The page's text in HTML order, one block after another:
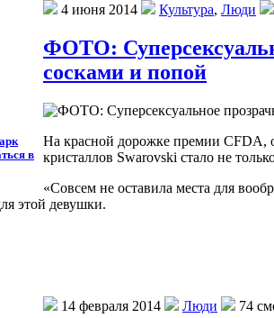
в
4 июня 2014 Культура, Люди
ФОТО:
сосками и попой
На красной дорожке премии CFDA,
кристаллов Swarovski стало не
«Совсем не оставила места для
этой девушки.
14 февраля 2014 Люди 74